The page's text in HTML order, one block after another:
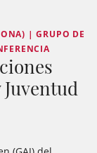
| GRUPO DE
Juventud